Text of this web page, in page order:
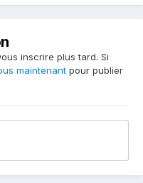
inscrire plus tard. Si
maintenant pour publier